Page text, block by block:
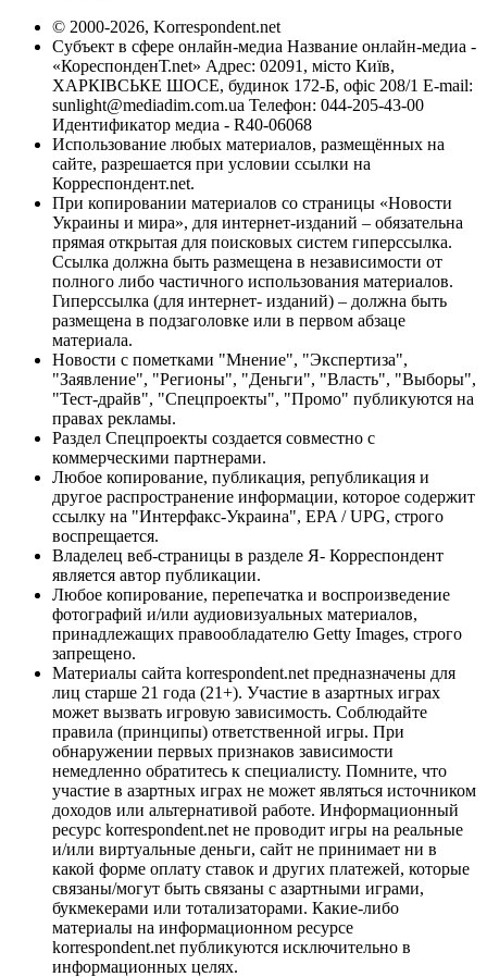
© 2000-2026, Korrespondent.net
Субъект в сфере онлайн-медиа Название онлайн-медиа -
«КореспонденТ.net» Адрес: 02091, місто Київ,
ХАРКІВСЬКЕ ШОСЕ, будинок 172-Б, офіс 208/1 E-mail:
sunlight@mediadim.com.ua Телефон: 044-205-43-00
Идентификатор медиа - R40-06068
Использование любых материалов, размещённых на
сайте, разрешается при условии ссылки на
Корреспондент.net.
При копировании материалов со страницы «Новости
Украины и мира», для интернет-изданий – обязательна
прямая открытая для поисковых систем гиперссылка.
Ссылка должна быть размещена в независимости от
полного либо частичного использования материалов.
Гиперссылка (для интернет- изданий) – должна быть
размещена в подзаголовке или в первом абзаце
материала.
Новости с пометками "Мнение", "Экспертиза",
"Заявление", "Регионы", "Деньги", "Власть", "Выборы",
"Тест-драйв", "Спецпроекты", "Промо" публикуются на
правах рекламы.
Раздел Спецпроекты создается совместно с
коммерческими партнерами.
Любое копирование, публикация, републикация и
другое распространение информации, которое содержит
ссылку на "Интерфакс-Украина", EPA / UPG, строго
воспрещается.
Владелец веб-страницы в разделе Я- Корреспондент
является автор публикации.
Любое копирование, перепечатка и воспроизведение
фотографий и/или аудиовизуальных материалов,
принадлежащих правообладателю Getty Images, строго
запрещено.
Материалы сайта korrespondent.net предназначены для
лиц старше 21 года (21+). Участие в азартных играх
может вызвать игровую зависимость. Соблюдайте
правила (принципы) ответственной игры. При
обнаружении первых признаков зависимости
немедленно обратитесь к специалисту. Помните, что
участие в азартных играх не может являться источником
доходов или альтернативой работе. Информационный
ресурс korrespondent.net не проводит игры на реальные
и/или виртуальные деньги, сайт не принимает ни в
какой форме оплату ставок и других платежей, которые
связаны/могут быть связаны с азартными играми,
букмекерами или тотализаторами. Какие-либо
материалы на информационном ресурсе
korrespondent.net публикуются исключительно в
информационных целях.